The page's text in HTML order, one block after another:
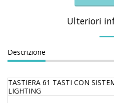
Ulteriori
Descrizione
TASTIERA 61 TASTI CON
LIGHTING